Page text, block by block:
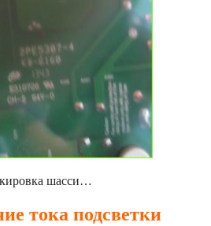
шасси…
тока подсветки